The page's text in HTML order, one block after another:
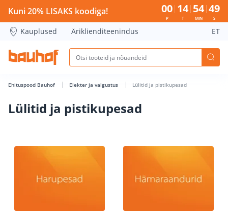
Lülitid ja pistikupesad - Bauhof has loaded
Kuni 20% LISAKS koodiga! 00
P
14
T
54
MIN
48
S
Kauplused Äriklienditeenindus ET
Ehituspood Bauhof Elekter ja valgustus Lülitid ja pistikupesad
Lülitid ja pistikupesad